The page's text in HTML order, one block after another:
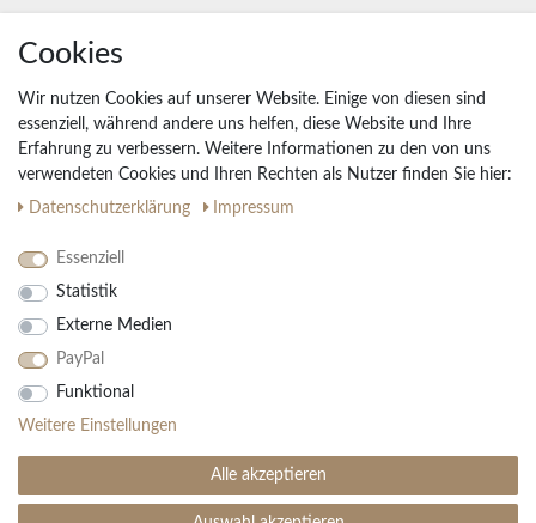
Unternehmen
Widerrufs­recht
Vertrag widerrufen
Impressum
Daten­schutz­erklärung
AGB
Ihre Vorteile
30 Tage Rückgaberecht
Große Auswahl
Einfache Auftragsverfolgung
Cookies
Wir nutzen Cookies auf unserer Website. Einige von diesen sind
essenziell, während andere uns helfen, diese Website und Ihre
Erfahrung zu verbessern. Weitere Informationen zu den von uns
verwendeten Cookies und Ihren Rechten als Nutzer finden Sie hier:
Daten­schutz­erklärung
Impressum
Essenziell
Statistik
Externe Medien
PayPal
Funktional
Weitere Einstellungen
Alle akzeptieren